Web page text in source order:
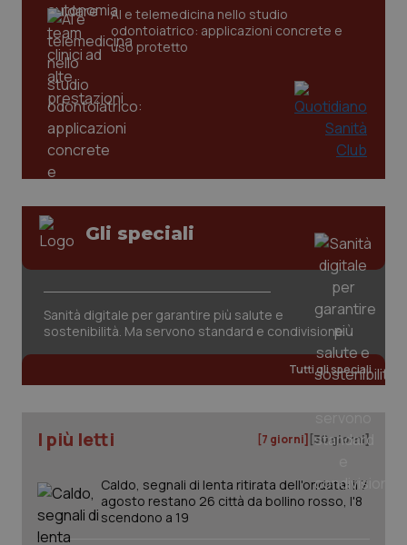
AI e telemedicina nello studio
odontoiatrico: applicazioni concrete e
uso protetto
Gli speciali
Sanità digitale per garantire più salute e
sostenibilità. Ma servono standard e condivisione
Tutti gli speciali
I più letti [7 giorni] [30 giorni]
Caldo, segnali di lenta ritirata dell'ondata: il 7
agosto restano 26 città da bollino rosso, l'8
scendono a 19
tracking-enable
www.quotidianosanita.it
session-id
_ga
Google LLC
.quotidianosanita.it